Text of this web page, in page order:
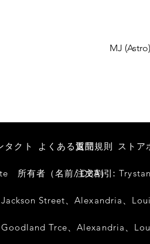
MJ
タクト よくある質問
所有者（名前/ DBA）：
Street、Alexandria、
Trce、Alexandria、
返品規則 ストア
注文割引